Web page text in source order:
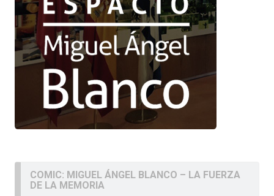
COMIC: MIGUEL ÁNGEL BLANCO – LA FUERZA
DE LA MEMORIA